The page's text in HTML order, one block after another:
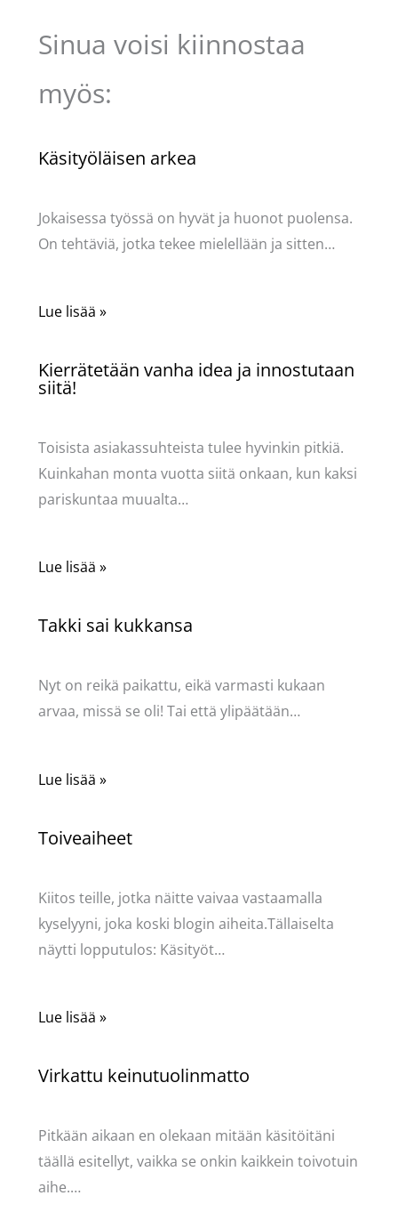
Sinua voisi kiinnostaa
myös:
Käsityöläisen arkea
Jokaisessa työssä on hyvät ja huonot puolensa.
On tehtäviä, jotka tekee mielellään ja sitten…
Lue lisää »
Kierrätetään vanha idea ja innostutaan
siitä!
Toisista asiakassuhteista tulee hyvinkin pitkiä.
Kuinkahan monta vuotta siitä onkaan, kun kaksi
pariskuntaa muualta…
Lue lisää »
Takki sai kukkansa
Nyt on reikä paikattu, eikä varmasti kukaan
arvaa, missä se oli! Tai että ylipäätään…
Lue lisää »
Toiveaiheet
Kiitos teille, jotka näitte vaivaa vastaamalla
kyselyyni, joka koski blogin aiheita.Tällaiselta
näytti lopputulos: Käsityöt…
Lue lisää »
Virkattu keinutuolinmatto
Pitkään aikaan en olekaan mitään käsitöitäni
täällä esitellyt, vaikka se onkin kaikkein toivotuin
aihe.…